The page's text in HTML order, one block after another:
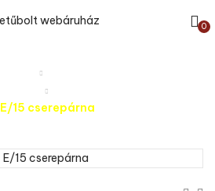
0
E/15 cserepárna